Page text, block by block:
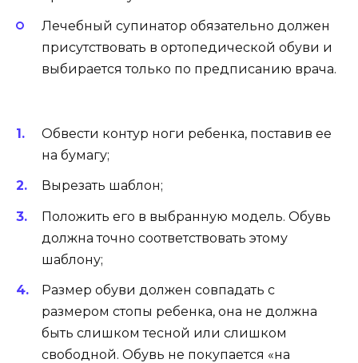
Лечебный супинатор обязательно должен
присутствовать в ортопедической обуви и
выбирается только по предписанию врача.
Обвести контур ноги ребенка, поставив ее
на бумагу;
Вырезать шаблон;
Положить его в выбранную модель. Обувь
должна точно соответствовать этому
шаблону;
Размер обуви должен совпадать с
размером стопы ребенка, она не должна
быть слишком тесной или слишком
свободной. Обувь не покупается «на